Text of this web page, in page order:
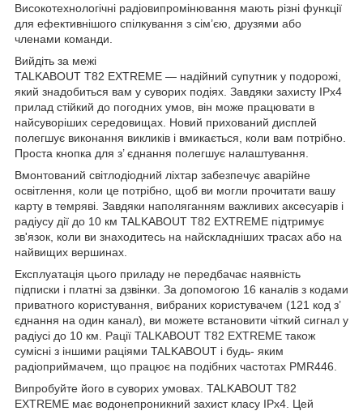
Високотехнологічні радіовипромінювання мають різні функції
для ефективнішого спілкування з сім’єю, друзями або
членами команди.
Вийдіть за межі
TALKABOUT T82 EXTREME — надійний супутник у подорожі,
який знадобиться вам у суворих подіях. Завдяки захисту IPx4
прилад стійкий до погодних умов, він може працювати в
найсуворіших середовищах. Новий прихований дисплей
полегшує виконання викликів і вмикається, коли вам потрібно.
Проста кнопка для з’ єднання полегшує налаштування.
Вмонтований світлодіодний ліхтар забезпечує аварійне
освітлення, коли це потрібно, щоб ви могли прочитати вашу
карту в темряві. Завдяки наполяганням важливих аксесуарів і
радіусу дії до 10 км TALKABOUT T82 EXTREME підтримує
зв'язок, коли ви знаходитесь на найскладніших трасах або на
найвищих вершинах.
Експлуатація цього приладу не передбачає наявність
підписки і платні за дзвінки. За допомогою 16 каналів з кодами
приватного користування, вибраних користувачем (121 код з’
єднання на один канал), ви можете встановити чіткий сигнал у
радіусі до 10 км. Рації TALKABOUT T82 EXTREME також
сумісні з іншими раціями TALKABOUT і будь- яким
радіоприймачем, що працює на подібних частотах PMR446.
Випробуйте його в суворих умовах. TALKABOUT T82
EXTREME має водонепроникний захист класу IPx4. Цей